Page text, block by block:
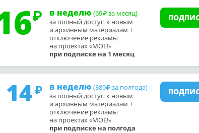
в неделю (69₽ за месяц)
за полный доступ к новым
и архивным материалам +
отключение рекламы
на проектах «МОЁ!»
при подписке на 1 месяц
14 в неделю (380₽ за полгода)
за полный доступ к новым
и архивным материалам +
отключение рекламы
на проектах «МОЁ!»
при подписке на полгода